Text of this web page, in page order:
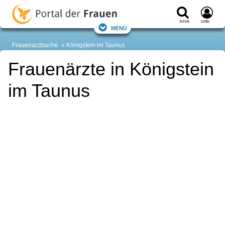
Suche Login
Menü
Frauenarztsuche Königstein im Taunus
Frauenärzte in Königstein
im Taunus